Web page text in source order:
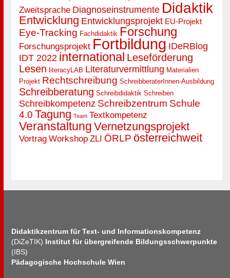
Zweitsprache Diagnoseinstrumente Didaktik
Entwicklung Entwicklungsprojekt EU-Projekt
Eye-Tracking Fachdidaktik Forschung
Forschungsprojekt Fortbildung IDeRBlog
IDT 2022 international Leseförderung
Lesen literacyLAB Literaturvermittlung Materialien
Projekt Rechtschreibung SchreibberaterInnen-Ausbildung
Schreibberatung Schreibdidaktik Schreiben
Schreibkompetenz Schreibzentrum Schule
4.0 Tagung Team Textkompetenz
Veranstaltung Vernetzungsprojekt
Vortrag Workshop ZLI ÖRLP österreichweit
Didaktikzentrum für Text- und Informationskompetenz
(DiZeTIK) Institut für übergreifende Bildungsschwerpunkte
(IBS)
Pädagogische Hochschule Wien